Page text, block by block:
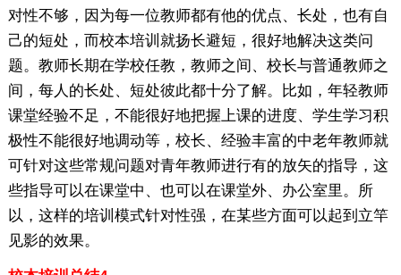
对性不够，因为每一位教师都有他的优点、长处，也有自
己的短处，而校本培训就扬长避短，很好地解决这类问
题。教师长期在学校任教，教师之间、校长与普通教师之
间，每人的长处、短处彼此都十分了解。比如，年轻教师
课堂经验不足，不能很好地把握上课的进度、学生学习积
极性不能很好地调动等，校长、经验丰富的中老年教师就
可针对这些常规问题对青年教师进行有的放矢的指导，这
些指导可以在课堂中、也可以在课堂外、办公室里。所
以，这样的培训模式针对性强，在某些方面可以起到立竿
见影的效果。